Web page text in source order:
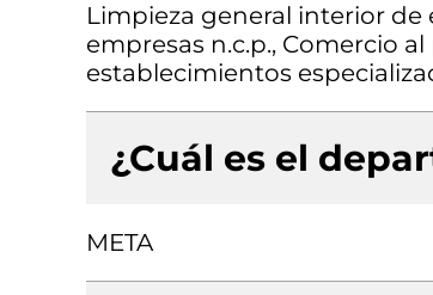
Limpieza general interior de
empresas n.c.p., Comercio
establecimientos
¿Cuál es el
META